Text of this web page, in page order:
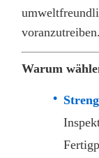
voranzutreiben.
Warum